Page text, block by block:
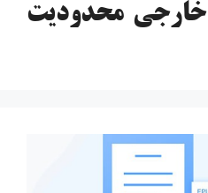
خرید کتاب pdf خارجی محدودیت